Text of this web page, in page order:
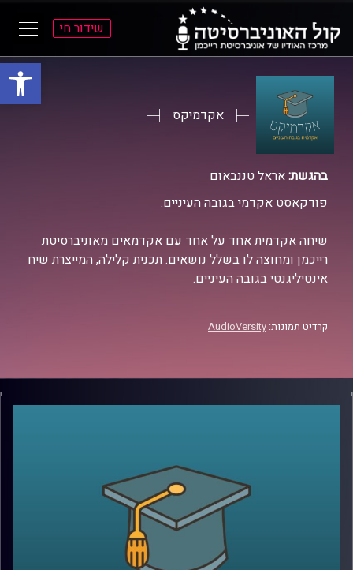
פתח
שידור חי
אקדמיקס
בהגשת:אראל טננבאום
פודקאסט אקדמי בגובה העיניים.
שיחה אקדמית אחד על אחד עם אקדמאים מאוניברסיטת
רייכמן ומחוצה לו בשלל נושאים. תכנית קלילה, המייצרת שיח
אינטיליגנטי בגובה העיניים.
קרדיט תמונות: AudioVersity